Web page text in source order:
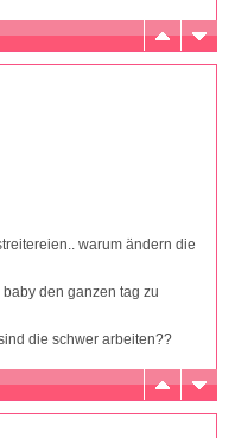
warum ändern die
den ganzen tag zu
die schwer arbeiten??